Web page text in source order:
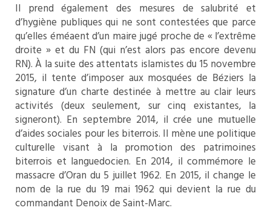
Il prend également des mesures de salubrité et
d’hygiène publiques qui ne sont contestées que parce
qu’elles éméaent d’un maire jugé proche de « l’extrême
droite » et du FN (qui n’est alors pas encore devenu
RN). À la suite des attentats islamistes du 15 novembre
2015, il tente d’imposer aux mosquées de Béziers la
signature d’un charte destinée à mettre au clair leurs
activités (deux seulement, sur cinq existantes, la
signeront). En septembre 2014, il crée une mutuelle
d’aides sociales pour les biterrois. Il mène une politique
culturelle visant à la promotion des patrimoines
biterrois et languedocien. En 2014, il commémore le
massacre d’Oran du 5 juillet 1962. En 2015, il change le
nom de la rue du 19 mai 1962 qui devient la rue du
commandant Denoix de Saint-Marc.